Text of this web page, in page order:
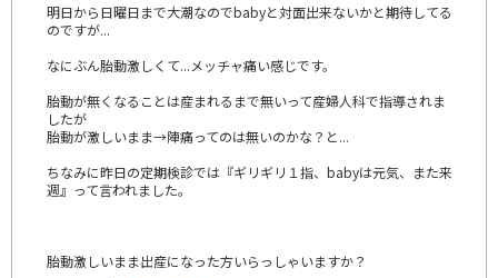
明日から日曜日まで大潮なのでbabyと対面出来ないかと期待してる
のですが...
なにぶん胎動激しくて...メッチャ痛い感じです。
胎動が無くなることは産まれるまで無いって産婦人科で指導されま
したが
胎動が激しいまま→陣痛ってのは無いのかな？と...
ちなみに昨日の定期検診では『ギリギリ１指、babyは元気、また来
週』って言われました。
胎動激しいまま出産になった方いらっしゃいますか？